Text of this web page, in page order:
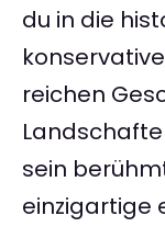
du in die
reichen
sein
einzigartige